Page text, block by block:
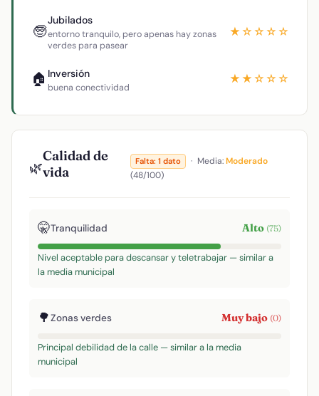
🧓
Jubilados
entorno tranquilo, pero apenas hay zonas
verdes para pasear
★☆☆☆☆
🏠 Inversión
buena conectividad
★★☆☆☆
🌿
Calidad de
vida
Falta: 1 dato · Media:Moderado
(48/100)
🤫Tranquilidad Alto (75)
Nivel aceptable para descansar y teletrabajar — similar a
la media municipal
🌳Zonas verdes Muy bajo (0)
Principal debilidad de la calle — similar a la media
municipal